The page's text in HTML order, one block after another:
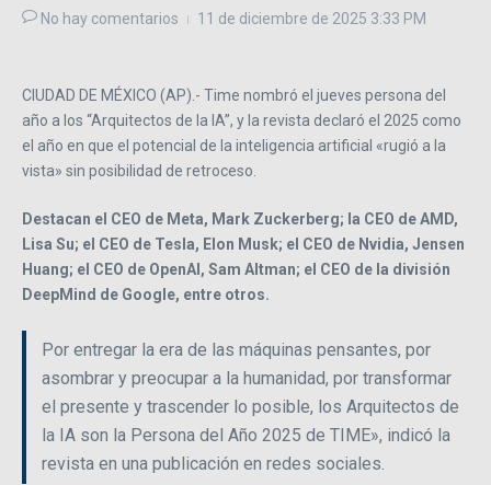
No hay comentarios 11 de diciembre de 2025 3:33 PM
CIUDAD DE MÉXICO (AP).- Time nombró el jueves persona del
año a los “Arquitectos de la IA”, y la revista declaró el 2025 como
el año en que el potencial de la inteligencia artificial «rugió a la
vista» sin posibilidad de retroceso.
Destacan el CEO de Meta, Mark Zuckerberg; la CEO de AMD,
Lisa Su; el CEO de Tesla, Elon Musk; el CEO de Nvidia, Jensen
Huang; el CEO de OpenAI, Sam Altman; el CEO de la división
DeepMind de Google, entre otros.
Por entregar la era de las máquinas pensantes, por
asombrar y preocupar a la humanidad, por transformar
el presente y trascender lo posible, los Arquitectos de
la IA son la Persona del Año 2025 de TIME», indicó la
revista en una publicación en redes sociales.